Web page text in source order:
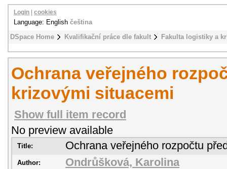
DSpace Home Kvalifikační práce dle fakult Fakulta logistiky a
Login cookies
Language: English čeština
Ochrana veřejného
krizovými situacemi
Show full item record
No preview available
Title: Ochrana veřejného rozpočtu
Author: Ondrůšková, Karolina